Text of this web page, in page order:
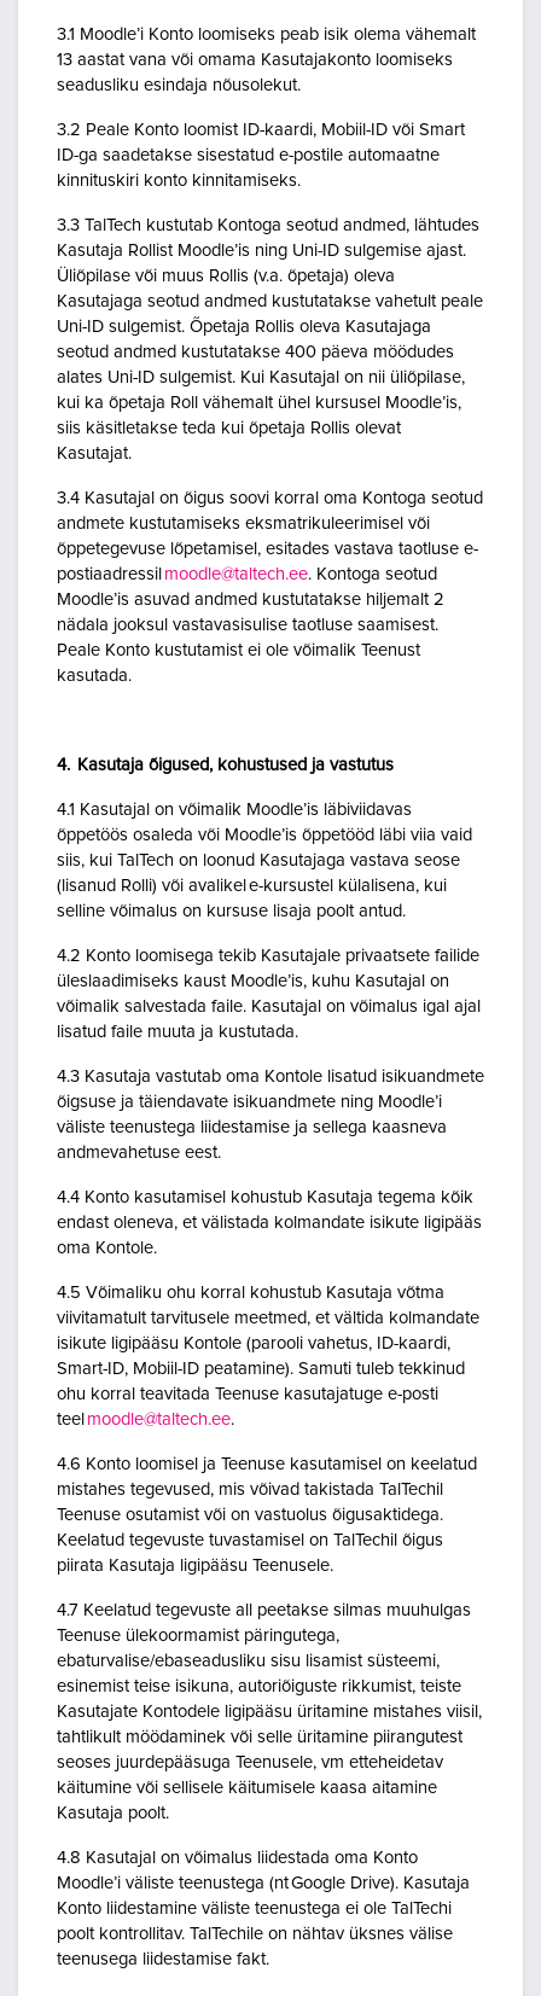
3.1 Moodle’i Konto loomiseks peab isik olema vähemalt
13 aastat vana või omama Kasutajakonto loomiseks
seadusliku esindaja nõusolekut.
3.2 Peale Konto loomist ID-kaardi, Mobiil-ID või Smart
ID-ga saadetakse sisestatud e-postile automaatne
kinnituskiri konto kinnitamiseks.
3.3 TalTech kustutab Kontoga seotud andmed, lähtudes
Kasutaja Rollist Moodle’is ning Uni-ID sulgemise ajast.
Üliõpilase või muus Rollis (v.a. õpetaja) oleva
Kasutajaga seotud andmed kustutatakse vahetult peale
Uni-ID sulgemist. Õpetaja Rollis oleva Kasutajaga
seotud andmed kustutatakse 400 päeva möödudes
alates Uni-ID sulgemist. Kui Kasutajal on nii üliõpilase,
kui ka õpetaja Roll vähemalt ühel kursusel Moodle’is,
siis käsitletakse teda kui õpetaja Rollis olevat
Kasutajat.
3.4 Kasutajal on õigus soovi korral oma Kontoga seotud
andmete kustutamiseks eksmatrikuleerimisel või
õppetegevuse lõpetamisel, esitades vastava taotluse e-
postiaadressil moodle@taltech.ee. Kontoga seotud
Moodle’is asuvad andmed kustutatakse hiljemalt 2
nädala jooksul vastavasisulise taotluse saamisest.
Peale Konto kustutamist ei ole võimalik Teenust
kasutada.
4. Kasutaja õigused, kohustused ja vastutus
4.1 Kasutajal on võimalik Moodle’is läbiviidavas
õppetöös osaleda või Moodle’is õppetööd läbi viia vaid
siis, kui TalTech on loonud Kasutajaga vastava seose
(lisanud Rolli) või avalikel e-kursustel külalisena, kui
selline võimalus on kursuse lisaja poolt antud.
4.2 Konto loomisega tekib Kasutajale privaatsete failide
üleslaadimiseks kaust Moodle’is, kuhu Kasutajal on
võimalik salvestada faile. Kasutajal on võimalus igal ajal
lisatud faile muuta ja kustutada.
4.3 Kasutaja vastutab oma Kontole lisatud isikuandmete
õigsuse ja täiendavate isikuandmete ning Moodle’i
väliste teenustega liidestamise ja sellega kaasneva
andmevahetuse eest.
4.4 Konto kasutamisel kohustub Kasutaja tegema kõik
endast oleneva, et välistada kolmandate isikute ligipääs
oma Kontole.
4.5 Võimaliku ohu korral kohustub Kasutaja võtma
viivitamatult tarvitusele meetmed, et vältida kolmandate
isikute ligipääsu Kontole (parooli vahetus, ID-kaardi,
Smart-ID, Mobiil-ID peatamine). Samuti tuleb tekkinud
ohu korral teavitada Teenuse kasutajatuge e-posti
teel moodle@taltech.ee.
4.6 Konto loomisel ja Teenuse kasutamisel on keelatud
mistahes tegevused, mis võivad takistada TalTechil
Teenuse osutamist või on vastuolus õigusaktidega.
Keelatud tegevuste tuvastamisel on TalTechil õigus
piirata Kasutaja ligipääsu Teenusele.
4.7 Keelatud tegevuste all peetakse silmas muuhulgas
Teenuse ülekoormamist päringutega,
ebaturvalise/ebaseadusliku sisu lisamist süsteemi,
esinemist teise isikuna, autoriõiguste rikkumist, teiste
Kasutajate Kontodele ligipääsu üritamine mistahes viisil,
tahtlikult möödaminek või selle üritamine piirangutest
seoses juurdepääsuga Teenusele, vm etteheidetav
käitumine või sellisele käitumisele kaasa aitamine
Kasutaja poolt.
4.8 Kasutajal on võimalus liidestada oma Konto
Moodle’i väliste teenustega (nt Google Drive). Kasutaja
Konto liidestamine väliste teenustega ei ole TalTechi
poolt kontrollitav. TalTechile on nähtav üksnes välise
teenusega liidestamise fakt.